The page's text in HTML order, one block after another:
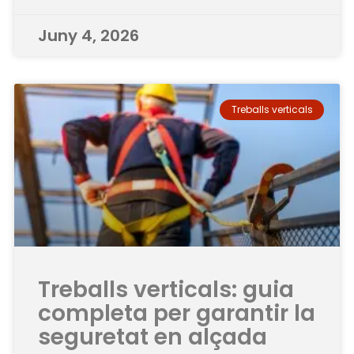
Juny 4, 2026
Treballs verticals
Treballs verticals: guia
completa per garantir la
seguretat en alçada